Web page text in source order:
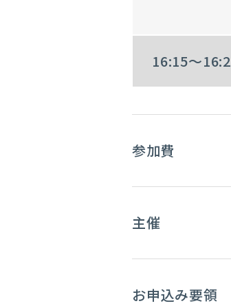
16:15～
参加費
主催
お申込み要領